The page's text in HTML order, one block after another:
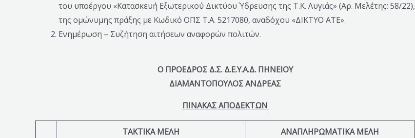
του υποέργου «Κατασκευή Εξωτερικού Δικτύου Ύδρευσης της Τ.Κ. Λυγιάς» (Αρ. Μελέτης: 58/22),
της ομώνυμης πράξης με Κωδικό ΟΠΣ Τ.Α. 5217080, αναδόχου «ΔΙΚΤΥΟ ΑΤΕ».
Ενημέρωση – Συζήτηση αιτήσεων αναφορών πολιτών.
Ο ΠΡΟΕΔΡΟΣ Δ.Σ. Δ.Ε.Υ.Α.Δ. ΠΗΝΕΙΟΥ
ΔΙΑΜΑΝΤΟΠΟΥΛΟΣ ΑΝΔΡΕΑΣ
ΠΙΝΑΚΑΣ ΑΠΟΔΕΚΤΩΝ
ΤΑΚΤΙΚΑ ΜΕΛΗ ΑΝΑΠΛΗΡΩΜΑΤΙΚΑ ΜΕΛΗ